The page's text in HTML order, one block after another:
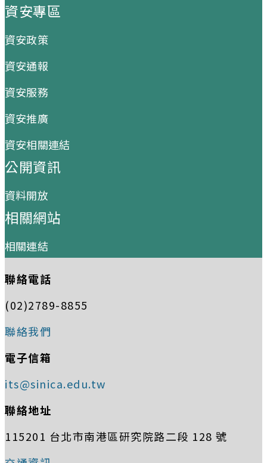
資安專區
資安政策
資安通報
資安服務
資安推廣
資安相關連結
公開資訊
資料開放
相關網站
相關連結
聯絡電話
(02)2789-8855
聯絡我們
電子信箱
its@sinica.edu.tw
聯絡地址
115201 台北市南港區研究院路二段 128 號